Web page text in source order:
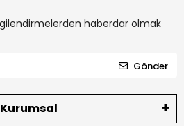
haberdar olmak
Gönder
Kurumsal